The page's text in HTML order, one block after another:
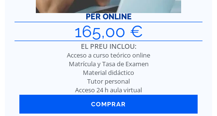
PER ONLINE
165,00 €
EL PREU INCLOU:
Acceso a curso teórico online
Matrícula y Tasa de Examen
Material didáctico
Tutor personal
Acceso 24 h aula virtual
COMPRAR